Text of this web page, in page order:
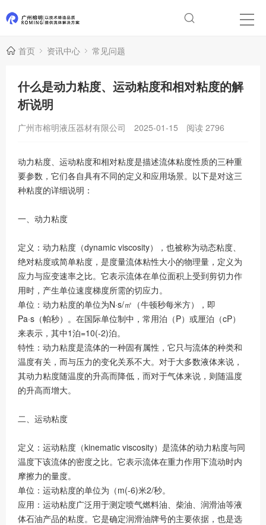
首页 资讯中心 常见问题
什么是动力粘度、运动粘度和相对粘度的解
析说明
广州市榕明液压器材有限公司 2025-01-15 阅读 2796
动力粘度、运动粘度和相对粘度是描述流体粘度性质的三种重
要参数，它们各自具有不同的定义和应用场景。以下是对这三
种粘度的详细说明：
一、动力粘度
定义：动力粘度（dynamic viscosity），也被称为动态粘度、
绝对粘度或简单粘度，是度量流体粘性大小的物理量，定义为
应力与应变速率之比。它表示流体在单位面积上受到剪切力作
用时，产生单位速度梯度所需的切应力。
单位：动力粘度的单位为N·s/㎡（牛顿秒每米方），即
Pa·s（帕秒）。在国际单位制中，常用泊（P）或厘泊（cP）
来表示，其中1泊=10(-2)泊。
特性：动力粘度是流体的一种固有属性，它只与流体的种类和
温度有关，而与压力的变化关系不大。对于大多数液体来说，
其动力粘度随温度的升高而降低，而对于气体来说，则随温度
的升高而增大。
二、运动粘度
定义：运动粘度（kinematic viscosity）是流体的动力粘度与同
温度下该流体的密度之比。它表示流体在重力作用下流动时内
摩擦力的量度。
单位：运动粘度的单位为（m(-6)米2/秒。
应用：运动粘度广泛用于测定喷气燃料油、柴油、润滑油等液
体石油产品的粘度。它是确定润滑油牌号的主要依据，也是选